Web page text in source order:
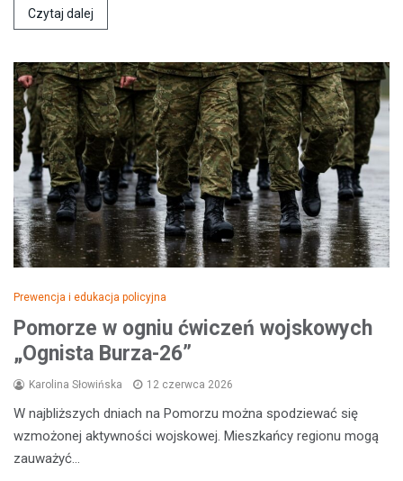
Czytaj dalej
Prewencja i edukacja policyjna
Pomorze w ogniu ćwiczeń wojskowych
„Ognista Burza-26”
Karolina Słowińska 12 czerwca 2026
W najbliższych dniach na Pomorzu można spodziewać się
wzmożonej aktywności wojskowej. Mieszkańcy regionu mogą
zauważyć…